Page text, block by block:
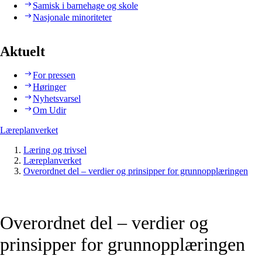
Samisk i barnehage og skole
Nasjonale minoriteter
Aktuelt
For pressen
Høringer
Nyhetsvarsel
Om Udir
Læreplanverket
Læring og trivsel
Læreplanverket
Overordnet del – verdier og prinsipper for grunnopplæringen
Overordnet del – verdier og
prinsipper for grunnopplæringen